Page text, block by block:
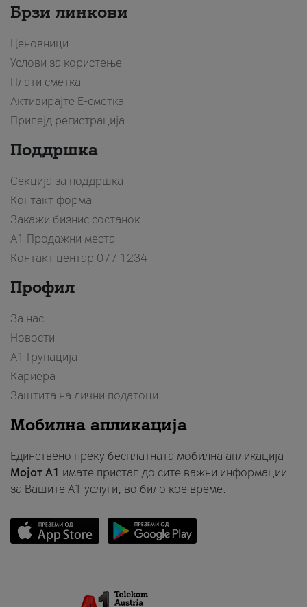
Брзи линкови
Ценовници
Услови за користење
Плати сметка
Активирајте Е-сметка
Припејд регистрација
Поддршка
Секција за поддршка
Контакт форма
Закажи бизнис состанок
A1 Продажни места
Контакт центар 077 1234
Профил
За нас
Новости
А1 Групација
Кариера
Заштита на лични податоци
Мобилна апликација
Единствено преку бесплатната мобилна апликација
Мојот A1 имате пристап до сите важни информации
за Вашите A1 услуги, во било кое време.